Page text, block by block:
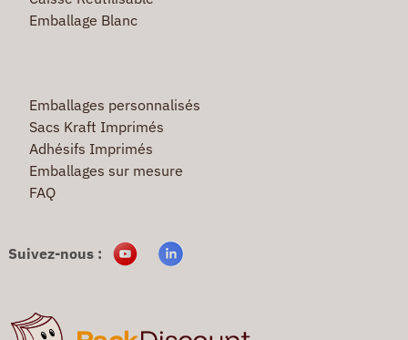
Emballage Blanc
Emballages personnalisés
Sacs Kraft Imprimés
Adhésifs Imprimés
Emballages sur mesure
FAQ
Suivez-nous :